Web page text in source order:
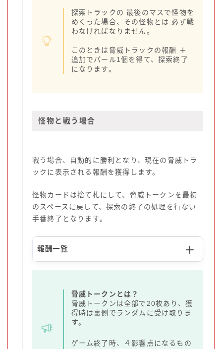
探索トラックの 最後のマスで怪物を
めくった場合、その怪物とは 必ず戦
わなければなりません。
このときは脅威トラックの報酬 ＋
追加でパール1個を得て、探索終了
になります。
怪物と戦う場合
戦う場合、自動的に勝利となり、現在の脅威トラ
ックに表示される報酬を獲得します。
怪物カードは捨て札にして、脅威トークンを最初
のスペースに戻して、探索の終了の処理を行ない
手番終了となります。
報酬一覧
脅威トークンとは？
脅威トークンは全部で20枚あり、獲
得時は裏側でランダムに受け取りま
す。
ゲーム終了時、４影響点になるもの